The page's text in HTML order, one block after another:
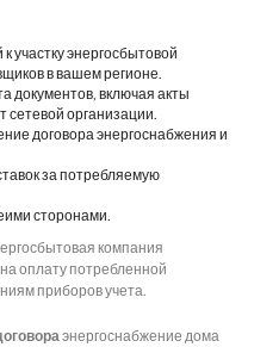
энергосбытовой
в вашем регионе.
документов, включая акты
сетевой организации.
договора энергоснабжения и
за потребляемую
сторонами.
компания
оплату потребленной
приборов учета.
энергоснабжение дома